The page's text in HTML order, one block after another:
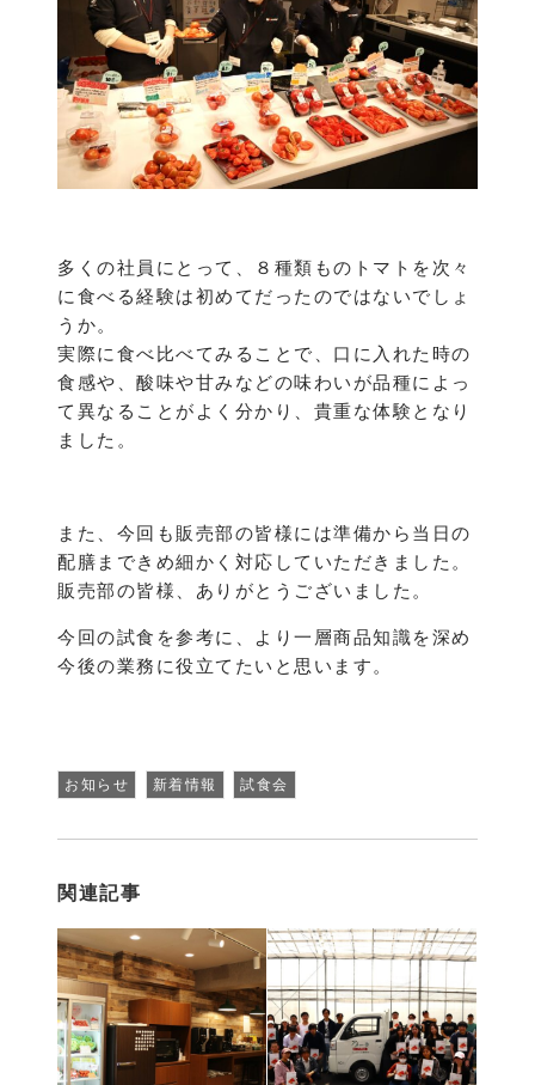
多くの社員にとって、８種類ものトマトを次々
に食べる経験は初めてだったのではないでしょ
うか。
実際に食べ比べてみることで、口に入れた時の
食感や、酸味や甘みなどの味わいが品種によっ
て異なることがよく分かり、貴重な体験となり
ました。
また、今回も販売部の皆様には準備から当日の
配膳まできめ細かく対応していただきました。
販売部の皆様、ありがとうございました。
今回の試食を参考に、より一層商品知識を深め
今後の業務に役立てたいと思います。
お知らせ 新着情報 試食会
関連記事